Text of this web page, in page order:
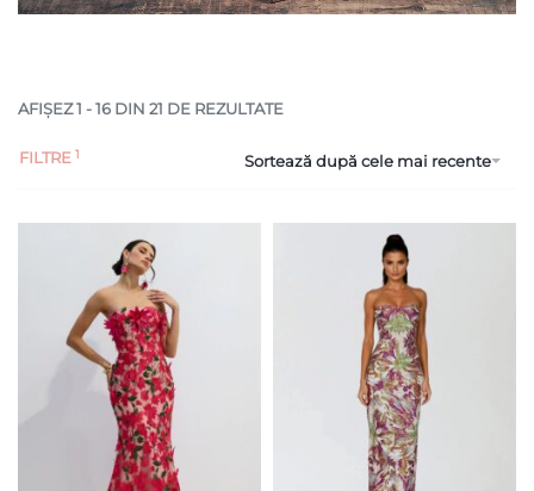
AFIȘEZ 1 - 16 DIN 21 DE REZULTATE
Sortează după cele mai recente
FILTRE